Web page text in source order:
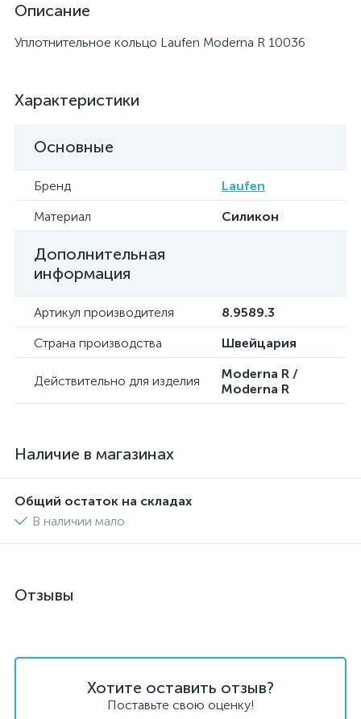
Описание
Уплотнительное кольцо Laufen Moderna R 10036
Характеристики
Основные
Бренд
Laufen
Материал
Силикон
Дополнительная
информация
Артикул производителя
8.9589.3
Страна производства
Швейцария
Действительно для изделия
Moderna R /
Moderna R
Наличие в магазинах
Общий остаток на складах
В наличии мало
Отзывы
Хотите оставить отзыв?
Поставьте свою оценку!